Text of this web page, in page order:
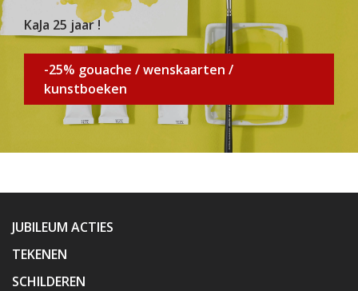
KaJa 25 jaar !
-25% gouache / wenskaarten /
kunstboeken
JUBILEUM ACTIES
TEKENEN
SCHILDEREN